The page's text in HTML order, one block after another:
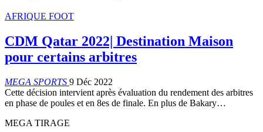
AFRIQUE FOOT
CDM Qatar 2022| Destination Maison
pour certains arbitres
MEGA SPORTS 9 Déc 2022
Cette décision intervient après évaluation du rendement des arbitres
en phase de poules et en 8es de finale. En plus de Bakary…
MEGA TIRAGE